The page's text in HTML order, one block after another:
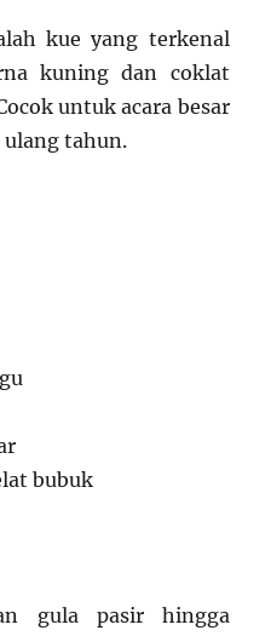
kue yang terkenal
kuning dan coklat
untuk acara besar
tahun.
bubuk
gula pasir hingga